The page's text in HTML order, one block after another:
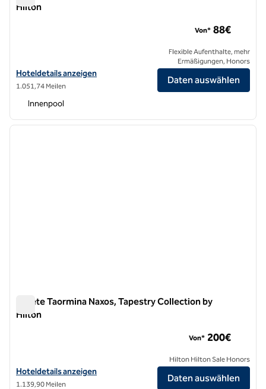
Hilton
Hoteldetails zum Palazzo Donizetti Istanbul, Tapestry Collection by
Hoteldetails anzeigen
1.051,74 Meilen
Von* 88€
Flexible Aufenthalte, mehr
Ermäßigungen, Honors
Daten auswählen
Innenpool
1 von 12
Quiete Taormina Naxos, Tapestry Collection by
Hilton
Hoteldetails für Quiete Taormina Naxos, Tapestry Collection by
Hoteldetails anzeigen
1.139,90 Meilen
Von* 200€
Hilton Hilton Sale Honors
Daten auswählen